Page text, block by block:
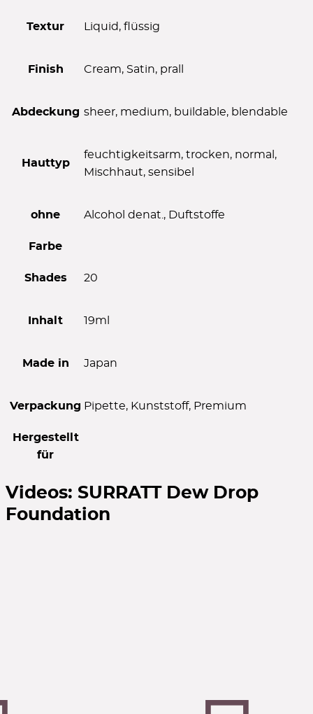
Textur Liquid, flüssig
Finish Cream, Satin, prall
Abdeckung sheer, medium, buildable, blendable
Hauttyp
feuchtigkeitsarm, trocken, normal,
Mischhaut, sensibel
ohne Alcohol denat., Duftstoffe
Farbe
Shades 20
Inhalt 19ml
Made in Japan
Verpackung Pipette, Kunststoff, Premium
Hergestellt
für
Videos: SURRATT Dew Drop
Foundation